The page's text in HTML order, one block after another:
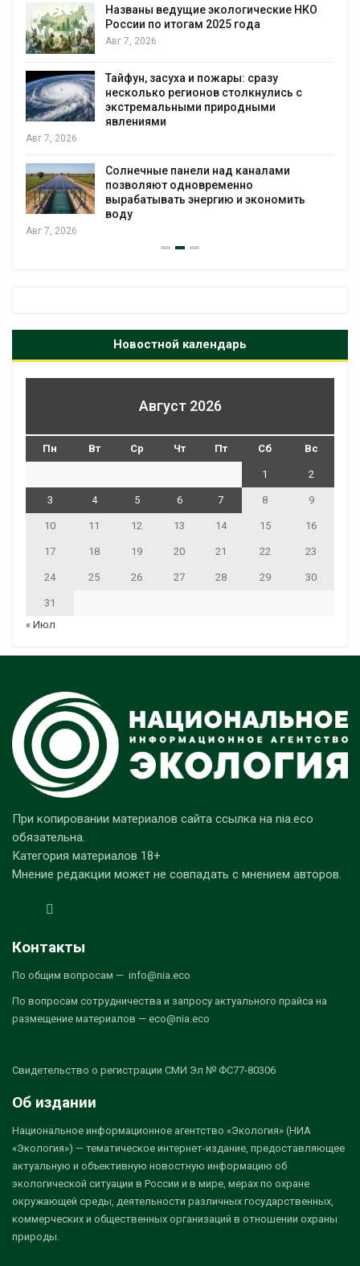
В китайской провинции Шэньси из-за
паводков эвакуировали более 140 тыс.
человек
МЕГА и ВкусВилл установили
экообменники для сбора вторсырья
Авг 6, 2026
воду из воздуха с помощью ветра
Авг 6, 2026
Новостной календарь
Август 2026
Пн Вт Ср Чт Пт Сб Вс
1 2
3 4 5 6 7 8 9
10 11 12 13 14 15 16
17 18 19 20 21 22 23
24 25 26 27 28 29 30
31
« Июл
При копировании материалов сайта ссылка на nia.eco
обязательна.
Категория материалов 18+
Мнение редакции может не совпадать с мнением авторов.
Контакты
По общим вопросам — info@nia.eco
По вопросам сотрудничества и запросу актуального прайса на
размещение материалов — eco@nia.eco
Свидетельство о регистрации СМИ Эл № ФС77-80306
Об издании
Национальное информационное агентство «Экология» (НИА
«Экология») — тематическое интернет-издание, предоставляющее
актуальную и объективную новостную информацию об
экологической ситуации в России и в мире, мерах по охране
окружающей среды, деятельности различных государственных,
коммерческих и общественных организаций в отношении охраны
природы.